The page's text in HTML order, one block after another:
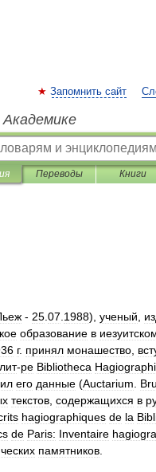
Запомнить сайт
Академике
Переводы Книги
- 25 07 1988), ученый
образование в
г. принял монашество
лит-ре Bibliotheca
его данные (Auctarium
текстов содержащихся в
hagiographiques de la
de Paris: Inventaire
памятников